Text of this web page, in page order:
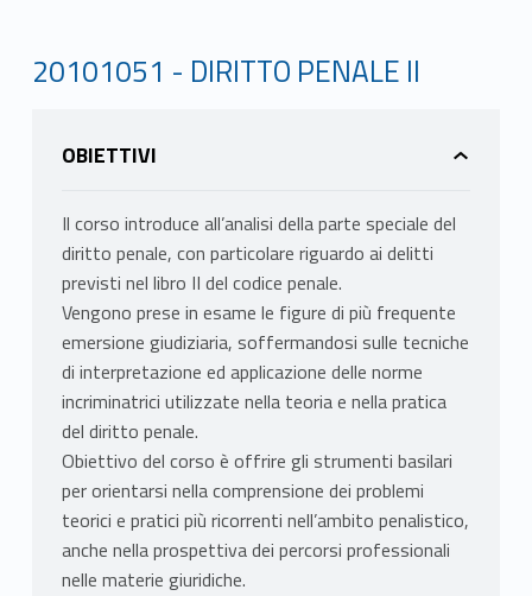
20101051 - DIRITTO PENALE II
OBIETTIVI
Il corso introduce all’analisi della parte speciale del
diritto penale, con particolare riguardo ai delitti
previsti nel libro II del codice penale.
Vengono prese in esame le figure di più frequente
emersione giudiziaria, soffermandosi sulle tecniche
di interpretazione ed applicazione delle norme
incriminatrici utilizzate nella teoria e nella pratica
del diritto penale.
Obiettivo del corso è offrire gli strumenti basilari
per orientarsi nella comprensione dei problemi
teorici e pratici più ricorrenti nell’ambito penalistico,
anche nella prospettiva dei percorsi professionali
nelle materie giuridiche.